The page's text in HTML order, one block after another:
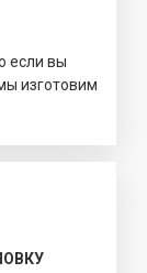
если вы
изготовим